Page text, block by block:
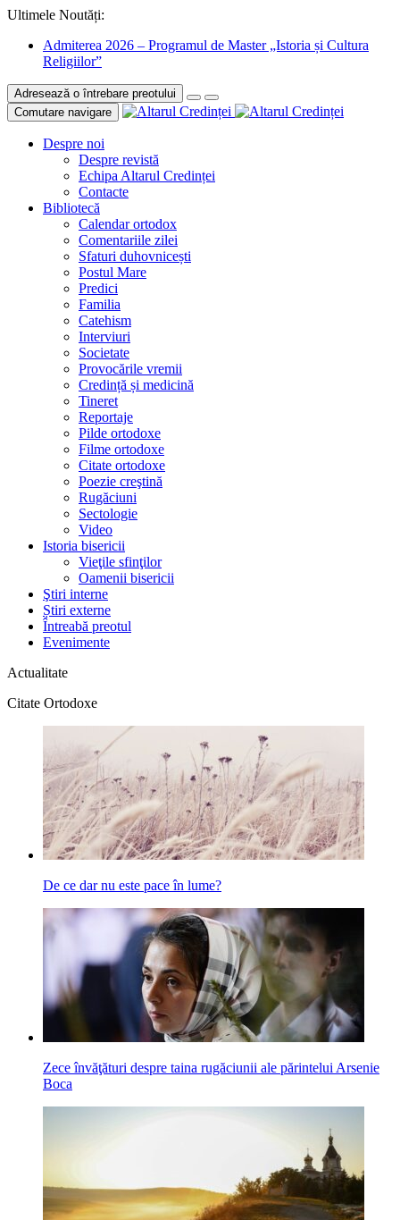
Ultimele Noutăți:
Admiterea 2026 – Programul de Master „Istoria și Cultura
Religiilor”
Adresează o întrebare preotului
Comutare navigare
Despre noi
Despre revistă
Echipa Altarul Credinței
Contacte
Bibliotecă
Calendar ortodox
Comentariile zilei
Sfaturi duhovnicești
Postul Mare
Predici
Familia
Catehism
Interviuri
Societate
Provocările vremii
Credință și medicină
Tineret
Reportaje
Pilde ortodoxe
Filme ortodoxe
Citate ortodoxe
Poezie creştină
Rugăciuni
Sectologie
Video
Istoria bisericii
Vieţile sfinţilor
Oamenii bisericii
Ştiri interne
Știri externe
Întreabă preotul
Evenimente
Actualitate
Citate Ortodoxe
De ce dar nu este pace în lume?
Zece învăţături despre taina rugăciunii ale părintelui Arsenie
Boca